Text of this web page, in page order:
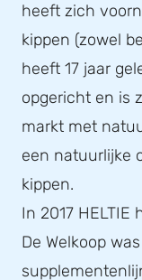
heeft zich
kippen (zowel
heeft 17 jaar
opgericht en is
markt met
een natuurlijke
kippen.
In 2017
De Welkoop